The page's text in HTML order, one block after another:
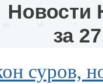
Новости
за
суров,